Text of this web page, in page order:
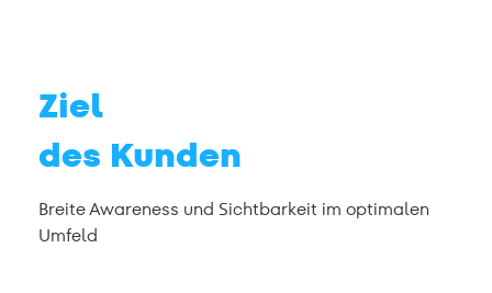
Ziel
des Kunden
Breite Awareness und Sichtbarkeit im optimalen
Umfeld